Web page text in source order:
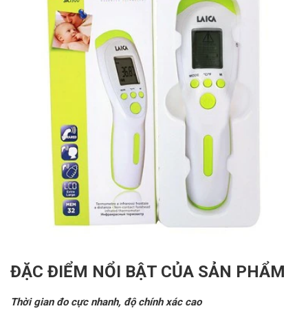
ĐẶC ĐIỂM NỔI BẬT CỦA SẢN PHẨM
Thời gian đo cực nhanh, độ chính xác cao